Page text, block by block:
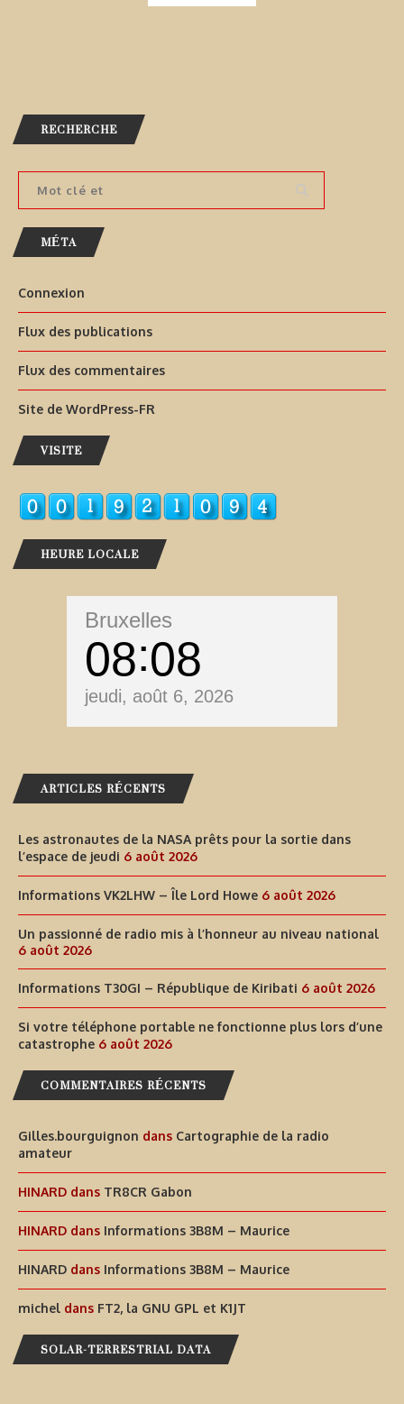
RECHERCHE
MÉTA
Connexion
Flux des publications
Flux des commentaires
Site de WordPress-FR
VISITE
HEURE LOCALE
Bruxelles
08 08
jeudi, août 6, 2026
ARTICLES RÉCENTS
Les astronautes de la NASA prêts pour la sortie dans
l’espace de jeudi 6 août 2026
Informations VK2LHW – Île Lord Howe 6 août 2026
Un passionné de radio mis à l’honneur au niveau national
6 août 2026
Informations T30GI – République de Kiribati 6 août 2026
Si votre téléphone portable ne fonctionne plus lors d’une
catastrophe 6 août 2026
COMMENTAIRES RÉCENTS
Gilles.bourguignon dans Cartographie de la radio
amateur
HINARD dans TR8CR Gabon
HINARD dans Informations 3B8M – Maurice
HINARD dans Informations 3B8M – Maurice
michel dans FT2, la GNU GPL et K1JT
SOLAR-TERRESTRIAL DATA